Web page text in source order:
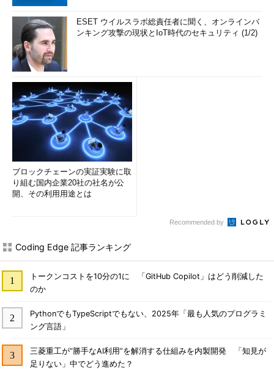
ESET ウイルスラボ総責任者に聞く、オンラインバ
ンキング攻撃の現状とIoT時代のセキュリティ (1/2)
ブロックチェーンの実証実験に取
り組む国内企業20社の社名が公
開、その利用用途とは
Recommended by
Coding Edge 記事ランキング
トークンコストを10分の1に 「GitHub Copilot」はどう削減した
のか
PythonでもTypeScriptでもない、2025年「最も人気のプログラミ
ング言語」
三菱重工が“勝手なAI利用”を解消する仕組みを内製開発 「知見が
足りない」中でどう進めた？